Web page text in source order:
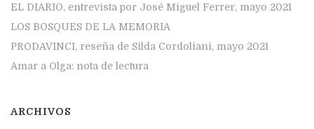
EL DIARIO, entrevista por José Miguel Ferrer, mayo 2021
LOS BOSQUES DE LA MEMORIA
PRODAVINCI, reseña de Silda Cordoliani, mayo 2021
Amar a Olga: nota de lectura
ARCHIVOS